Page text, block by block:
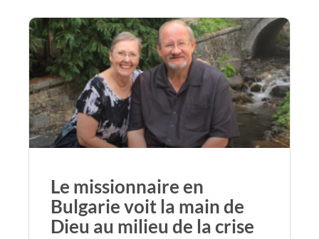
Le missionnaire en
Bulgarie voit la main de
Dieu au milieu de la crise